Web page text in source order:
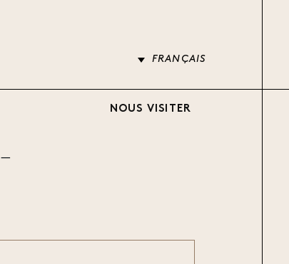
FRANÇAIS
NOUS VISITER